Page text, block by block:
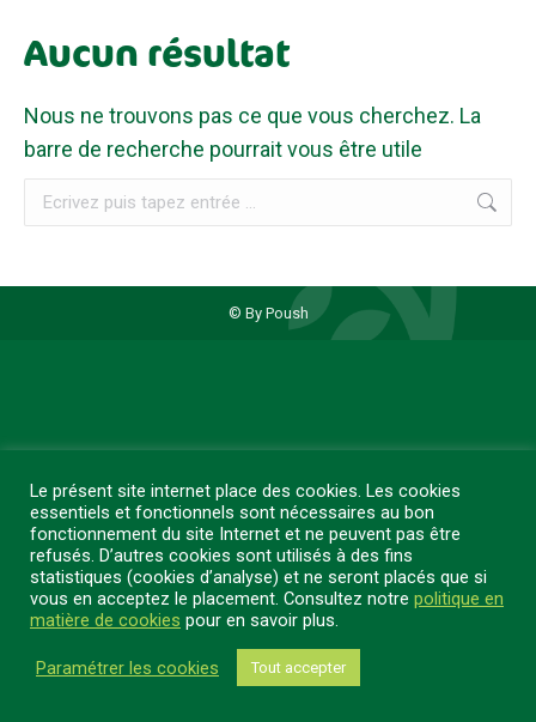
Aucun résultat
Nous ne trouvons pas ce que vous cherchez. La
barre de recherche pourrait vous être utile
Recherche
:
© By Poush
Le présent site internet place des cookies. Les cookies
essentiels et fonctionnels sont nécessaires au bon
fonctionnement du site Internet et ne peuvent pas être
refusés. D’autres cookies sont utilisés à des fins
statistiques (cookies d’analyse) et ne seront placés que si
vous en acceptez le placement. Consultez notre politique en
matière de cookies pour en savoir plus.
Paramétrer les cookies Tout accepter